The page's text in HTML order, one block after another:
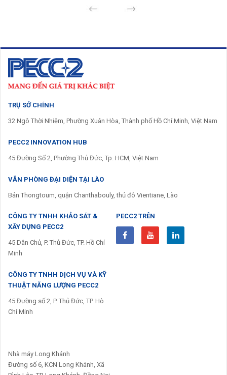
Previous Next
TRỤ SỞ CHÍNH
32 Ngô Thời Nhiệm, Phường Xuân Hòa, Thành phố Hồ Chí Minh, Việt Nam
PECC2 INNOVATION HUB
45 Đường Số 2, Phường Thủ Đức, Tp. HCM, Việt Nam
VĂN PHÒNG ĐẠI DIỆN TẠI LÀO
Bản Thongtoum, quận Chanthabouly, thủ đô Vientiane, Lào
CÔNG TY TNHH KHẢO SÁT &
XÂY DỰNG PECC2
45 Dân Chủ, P. Thủ Đức, TP. Hồ Chí
Minh
CÔNG TY TNHH DỊCH VỤ VÀ KỸ
THUẬT NĂNG LƯỢNG PECC2
45 Đường số 2, P. Thủ Đức, TP. Hò
Chí Minh
Nhà máy Long Khánh
Đường số 6, KCN Long Khánh, Xã
PECC2 TRÊN